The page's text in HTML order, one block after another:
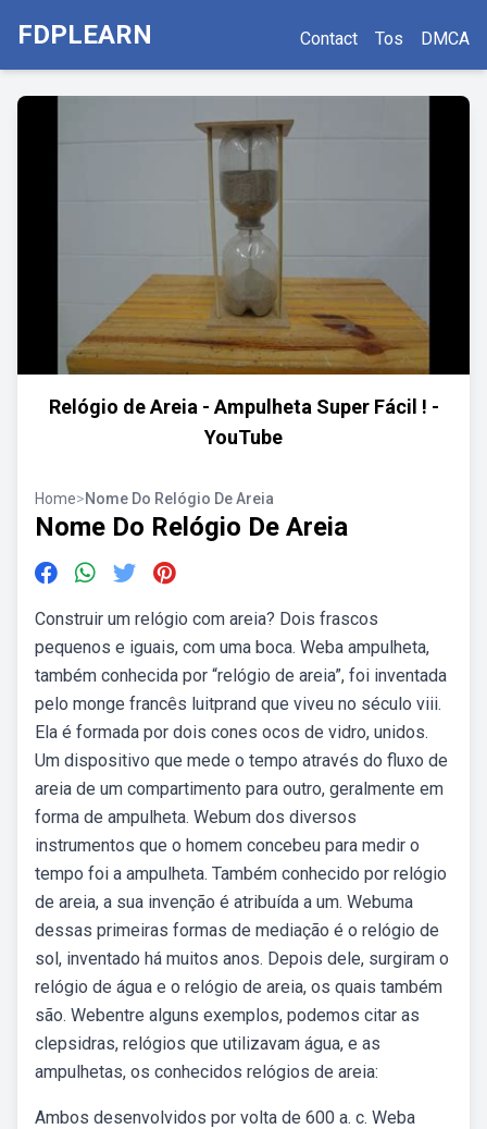
FDPLEARN Contact Tos DMCA
Relógio de Areia - Ampulheta Super Fácil ! -
YouTube
Home>Nome Do Relógio De Areia
Nome Do Relógio De Areia
Construir um relógio com areia? Dois frascos
pequenos e iguais, com uma boca. Weba ampulheta,
também conhecida por “relógio de areia”, foi inventada
pelo monge francês luitprand que viveu no século viii.
Ela é formada por dois cones ocos de vidro, unidos.
Um dispositivo que mede o tempo através do fluxo de
areia de um compartimento para outro, geralmente em
forma de ampulheta. Webum dos diversos
instrumentos que o homem concebeu para medir o
tempo foi a ampulheta. Também conhecido por relógio
de areia, a sua invenção é atribuída a um. Webuma
dessas primeiras formas de mediação é o relógio de
sol, inventado há muitos anos. Depois dele, surgiram o
relógio de água e o relógio de areia, os quais também
são. Webentre alguns exemplos, podemos citar as
clepsidras, relógios que utilizavam água, e as
ampulhetas, os conhecidos relógios de areia:
Ambos desenvolvidos por volta de 600 a. c. Weba